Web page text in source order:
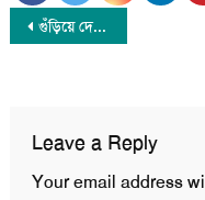
Post
গুঁড়িয়ে দেয়া হলো শামীম ওসমানের দাদার বাড়ি
Leave a Reply
Your email address